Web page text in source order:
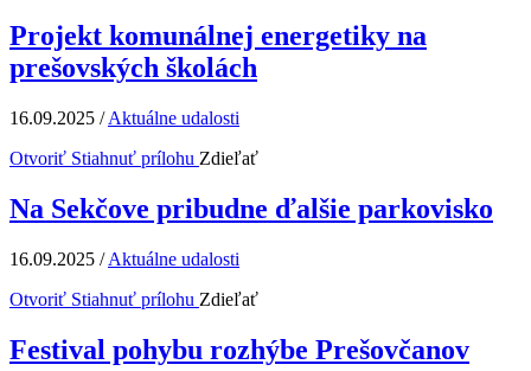
Projekt komunálnej energetiky na
prešovských školách
16.09.2025 /Aktuálne udalosti
Otvoriť Stiahnuť prílohu Zdieľať
Na Sekčove pribudne ďalšie parkovisko
16.09.2025 /Aktuálne udalosti
Otvoriť Stiahnuť prílohu Zdieľať
Festival pohybu rozhýbe Prešovčanov